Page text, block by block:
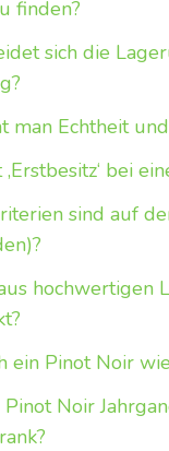
finden?
sich die
man Echtheit
bei
sind auf
hochwertigen
ein Pinot Noir
Noir